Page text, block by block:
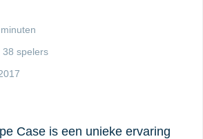
38 spelers
Case is een unieke ervaring